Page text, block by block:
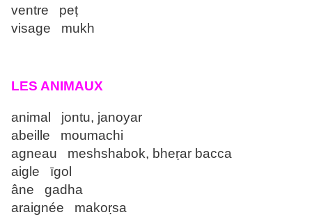
ventre peṭ
visage mukh
LES ANIMAUX
animal jontu, janoyar
abeille moumachi
agneau meshshabok, bheṛar bacca
aigle īgol
âne gadha
araignée makoṛsa